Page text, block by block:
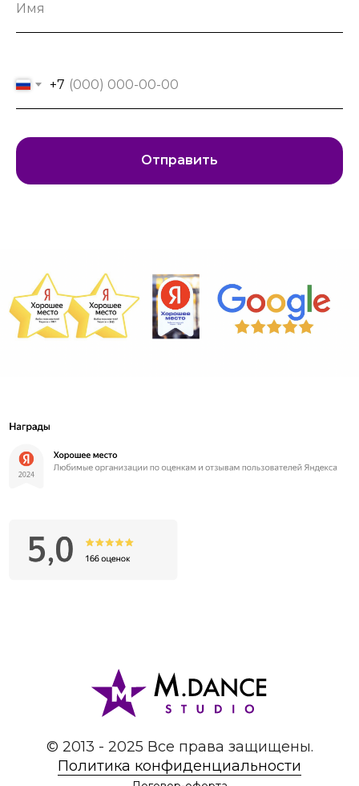
+7
Отправить
© 2013 - 2025 Все права защищены.
Политика конфиденциальности